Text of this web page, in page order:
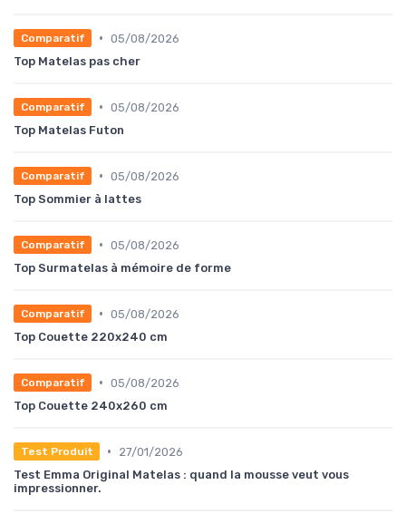
Comparatif • 05/08/2026
Top Matelas pas cher
Comparatif • 05/08/2026
Top Matelas Futon
Comparatif • 05/08/2026
Top Sommier à lattes
Comparatif • 05/08/2026
Top Surmatelas à mémoire de forme
Comparatif • 05/08/2026
Top Couette 220x240 cm
Comparatif • 05/08/2026
Top Couette 240x260 cm
Test Produit •
27/01/2026
Test Emma Original Matelas : quand la mousse veut vous
impressionner.